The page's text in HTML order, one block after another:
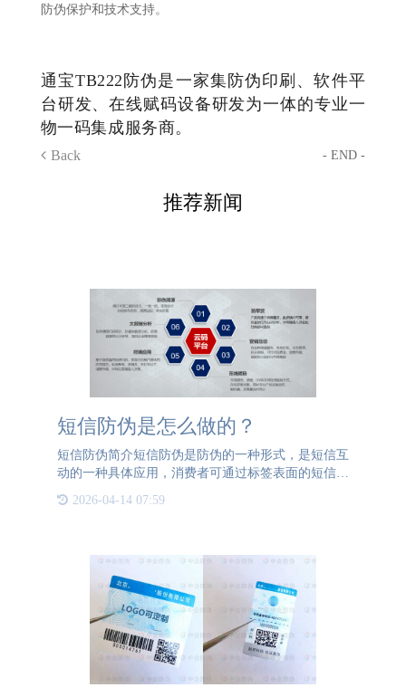
防伪保护和技术支持。
通宝TB222防伪是一家集防伪印刷、软件平
台研发、在线赋码设备研发为一体的专业一
物一码集成服务商。
Back - END -
推荐新闻
短信防伪是怎么做的？
短信防伪简介短信防伪是防伪的一种形式，是短信互
动的一种具体应用，消费者可通过标签表面的短信查
询方式，通过手机将防伪密码发送到指定的短信服务
号码，回复的即为产品真假信息。短信防伪使用便
2026-04-14 07:59